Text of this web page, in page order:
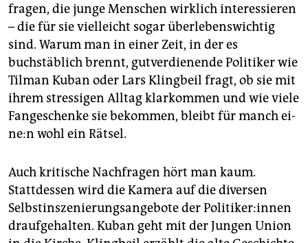
fragen, die junge Menschen wirklich interessieren
– die für sie vielleicht sogar überlebenswichtig
sind. Warum man in einer Zeit, in der es
buchstäblich brennt, gutverdienende Politiker wie
Tilman Kuban oder Lars Klingbeil fragt, ob sie mit
ihrem stressigen Alltag klarkommen und wie viele
Fangeschenke sie bekommen, bleibt für manch ei­
ne:n wohl ein Rätsel.
Auch kritische Nachfragen hört man kaum.
Stattdessen wird die Kamera auf die diversen
Selbstinszenierungsangebote der Po­li­ti­ke­r:in­nen
draufgehalten. Kuban geht mit der Jungen Union